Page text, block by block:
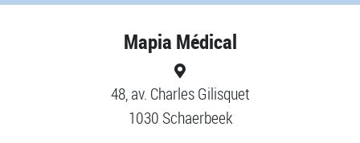
Mapia Médical
48, av. Charles Gilisquet
1030 Schaerbeek